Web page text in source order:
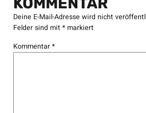
Deine E-Mail-Adresse wird nicht
Felder sind mit*markiert
Kommentar*